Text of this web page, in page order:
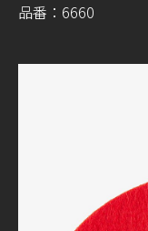
品番：6660